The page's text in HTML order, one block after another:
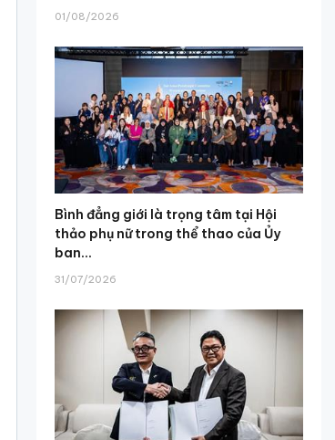
01/08/2026
Bình đẳng giới là trọng tâm tại Hội
thảo phụ nữ trong thể thao của Ủy
ban...
31/07/2026